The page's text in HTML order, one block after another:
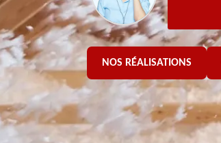
NOS RÉALISATIONS